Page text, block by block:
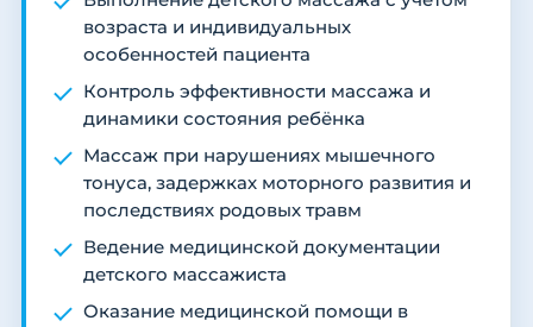
возраста и индивидуальных
особенностей пациента
Контроль эффективности массажа и
динамики состояния ребёнка
Массаж при нарушениях мышечного
тонуса, задержках моторного развития и
последствиях родовых травм
Ведение медицинской документации
детского массажиста
Оказание медицинской помощи в